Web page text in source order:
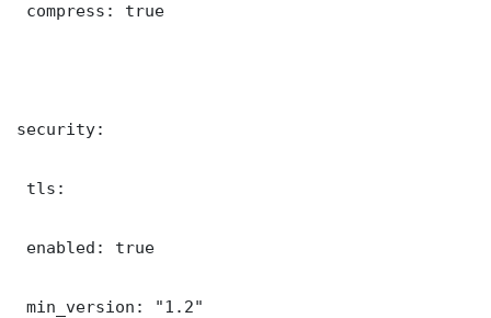
compress: true
security:
tls:
enabled: true
min_version: "1.2"